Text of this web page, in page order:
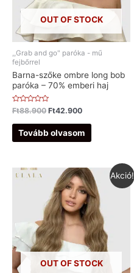
OUT OF STOCK
,,Grab and go" paróka - mű
fejbőrrel
Barna-szőke ombre long bob
paróka – 70% emberi haj
Értékelés:
0
/
Ft88.900 Ft42.900
Tovább olvasom
Akció!
OUT OF STOCK